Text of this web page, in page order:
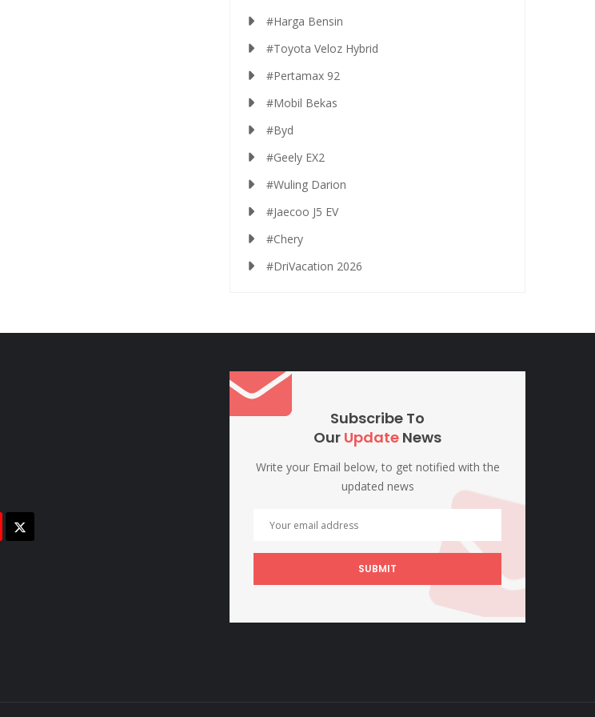
#Harga Bensin
#Toyota Veloz Hybrid
#Pertamax 92
#Mobil Bekas
#Byd
#Geely EX2
#Wuling Darion
#Jaecoo J5 EV
#Chery
#DriVacation 2026
Subscribe To
Our Update News
Write your Email below, to get notified with the
updated news
SUBMIT